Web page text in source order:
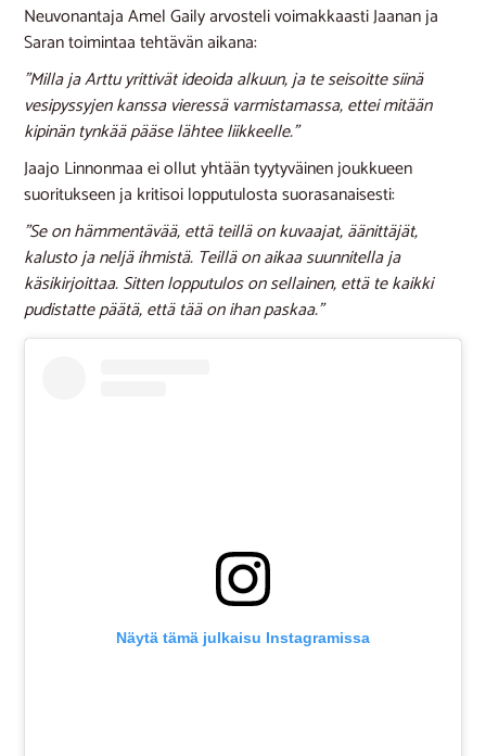
Neuvonantaja Amel Gaily arvosteli voimakkaasti Jaanan ja
Saran toimintaa tehtävän aikana:
”Milla ja Arttu yrittivät ideoida alkuun, ja te seisoitte siinä
vesipyssyjen kanssa vieressä varmistamassa, ettei mitään
kipinän tynkää pääse lähtee liikkeelle.”
Jaajo Linnonmaa ei ollut yhtään tyytyväinen joukkueen
suoritukseen ja kritisoi lopputulosta suorasanaisesti:
”Se on hämmentävää, että teillä on kuvaajat, äänittäjät,
kalusto ja neljä ihmistä. Teillä on aikaa suunnitella ja
käsikirjoittaa. Sitten lopputulos on sellainen, että te kaikki
pudistatte päätä, että tää on ihan paskaa.”
Näytä tämä julkaisu Instagramissa